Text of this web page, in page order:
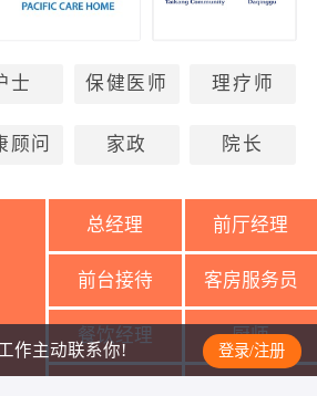
士 保健医师 理疗师
顾问 家政 院长
总经理 前厅经理
前台接待 客房服务员
餐饮经理 厨师
作主动联系你! 登录/注册